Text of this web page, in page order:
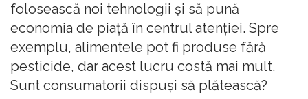
folosească noi tehnologii și să pună
economia de piață în centrul atenției. Spre
exemplu, alimentele pot fi produse fără
pesticide, dar acest lucru costă mai mult.
Sunt consumatorii dispuși să plătească?